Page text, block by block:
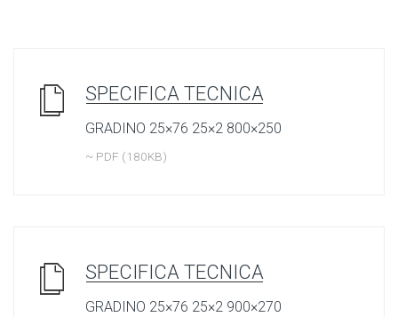
SPECIFICA TECNICA
GRADINO 25×76 25×2 800×250
~ PDF (180KB)
SPECIFICA TECNICA
GRADINO 25×76 25×2 900×270